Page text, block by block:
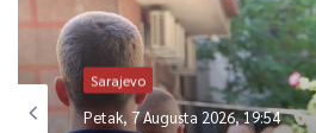
0
Article Rating
Sarajevo
Petak, 7 Augusta 2026, 19:54